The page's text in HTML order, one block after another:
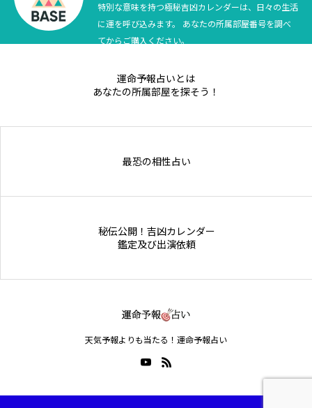
テニス四大大会・五輪
特別な意味を持つ極秘吉凶カレンダーは、日々の生活
に運を呼び込みます。 あなたの所属部屋番号を調べ
てからご購入ください。
運命予報占いとは
あなたの所属部屋を探そう！
最恐の相性占い
秘伝公開！吉凶カレンダー
鑑定及び出演依頼
天気予報よりも当たる！運命予報占い